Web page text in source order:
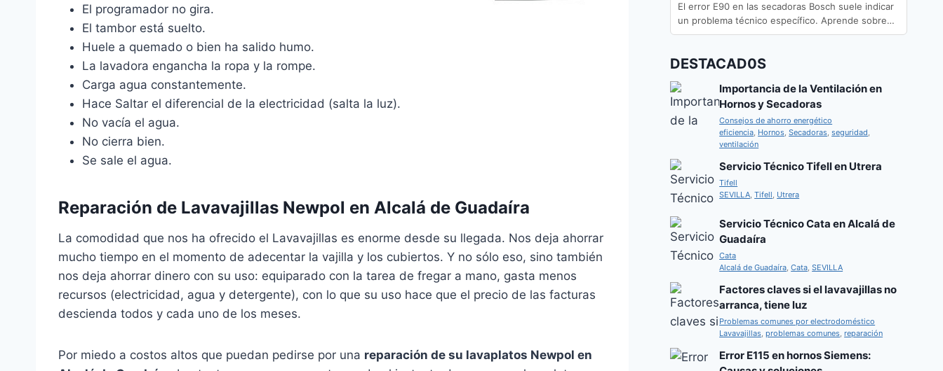
El programador no gira.
El tambor está suelto.
Huele a quemado o bien ha salido humo.
La lavadora engancha la ropa y la rompe.
Carga agua constantemente.
Hace Saltar el diferencial de la electricidad (salta la luz).
No vacía el agua.
No cierra bien.
Se sale el agua.
Reparación de Lavavajillas Newpol en Alcalá de Guadaíra
La comodidad que nos ha ofrecido el Lavavajillas es enorme desde su llegada. Nos deja ahorrar
mucho tiempo en el momento de adecentar la vajilla y los cubiertos. Y no sólo eso, sino también
nos deja ahorrar dinero con su uso: equiparado con la tarea de fregar a mano, gasta menos
recursos (electricidad, agua y detergente), con lo que su uso hace que el precio de las facturas
descienda todos y cada uno de los meses.
Por miedo a costos altos que puedan pedirse por una reparación de su lavaplatos Newpol en
El error E90 en las secadoras Bosch suele indicar
un problema técnico específico. Aprende sobre…
DESTACAD0S
Importancia de la Ventilación en
Hornos y Secadoras
Consejos de ahorro energético
eficiencia Hornos ,Secadoras ,seguridad
ventilación
Servicio Técnico Tifell en Utrera
Tifell
SEVILLA ,Tifell Utrera
Servicio Técnico Cata en Alcalá de
Guadaíra
Cata
Alcalá de Guadaíra ,Cata ,SEVILLA
Factores claves si el lavavajillas no
arranca, tiene luz
Problemas comunes por electrodoméstico
Lavavajillas ,problemas comunes ,reparación
Error E115 en hornos Siemens: